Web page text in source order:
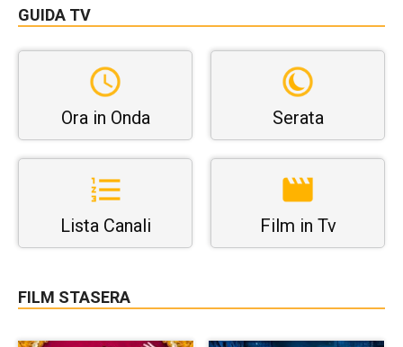
GUIDA TV
Ora in Onda Serata
Lista Canali Film in Tv
FILM STASERA